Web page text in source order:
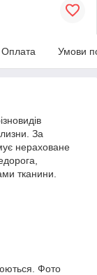
Оплата Умови
За
нераховане
тканини.
Фото